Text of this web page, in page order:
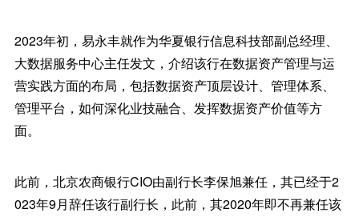
2023年初，易永丰就作为华夏银行信息科技部副总经理、
大数据服务中心主任发文，介绍该行在数据资产管理与运
营实践方面的布局，包括数据资产顶层设计、管理体系、
管理平台，如何深化业技融合、发挥数据资产价值等方
面。
此前，北京农商银行CIO由副行长李保旭兼任，其已经于2
023年9月辞任该行副行长，此前，其2020年即不再兼任该